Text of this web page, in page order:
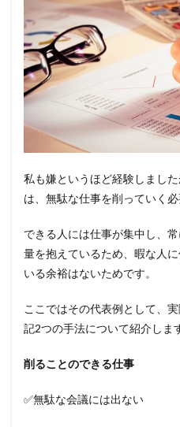
私も嫌というほど経験しまし
は、無駄な仕事を削っていく必
できる人には仕事が集中し、
量を抱えているため、暇な人
いる余裕はないためです。
ここではその代表例として、
記2つの手法について紹介しま
削ることのできる仕事
✅無駄な会議には出ない